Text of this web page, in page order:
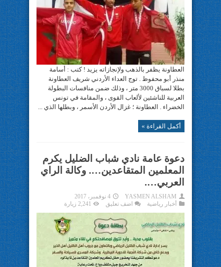
العطاونة يظفر بالذهب ولإنجازاته يزيد ! كتب : أسامة
منذر أبو محفوظ . توج العداء الأردني شريف العطاونة
بطلا لسباق 3000 متر ، وذلك ضمن منافسات البطولة
العربية للناشئين لألعاب القوى ، والمقامة في تونس
الخضراء . العطاونة ؛ غزال الأردن الأسمر ، وبطلها الذي ...
أكمل القراءة »
دعوة عامة نادي شباب الضليل يكرم
المعلمين المتقاعدين…. وكالة الراي
العربي….
YASMEN ALSHAM
4 نوفمبر، 2017
أخبار رياضية
اضف تعليق 2,241 زيارة